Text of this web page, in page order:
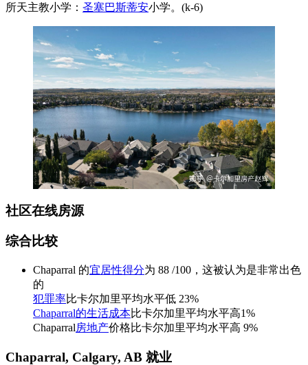
所天主教小学： 圣塞巴斯蒂安小学。(k-6)
社区在线房源
综合比较
Chaparral 的宜居性得分为 88 /100，这被认为是非常出色
的
犯罪率比卡尔加里平均水平低 23%
Chaparral的生活成本比卡尔加里平均水平高1%
Chaparral房地产价格比卡尔加里平均水平高 9%
Chaparral, Calgary, AB 就业